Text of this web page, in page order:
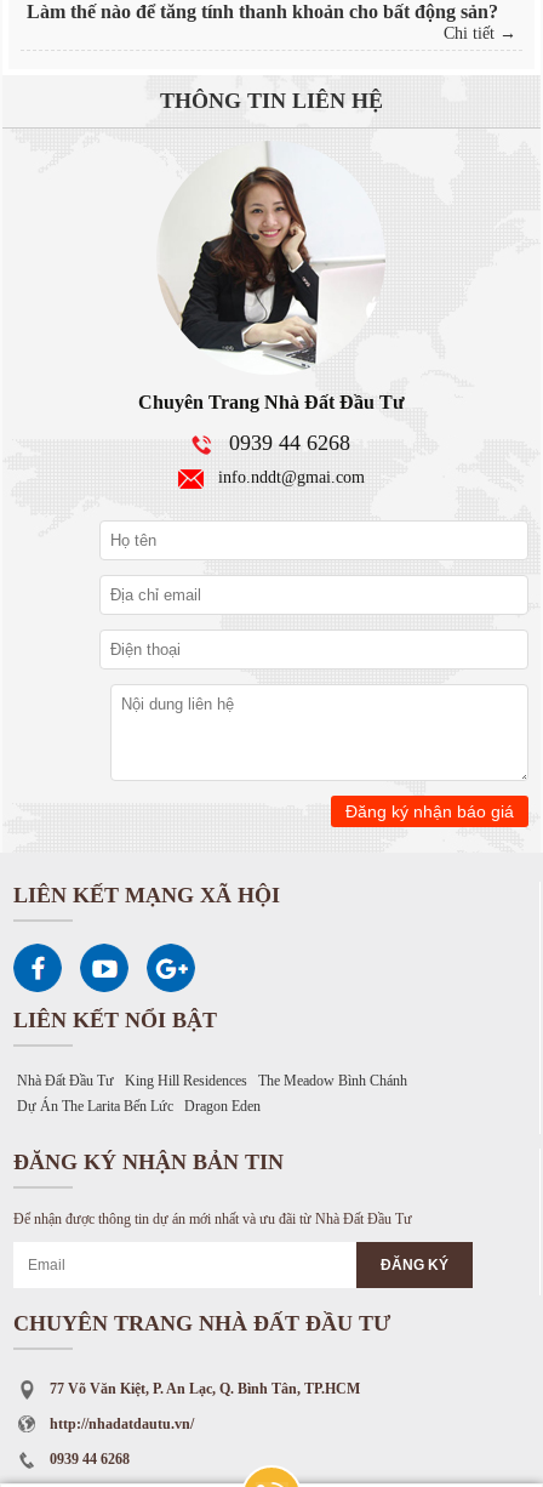
Làm thế nào để tăng tính thanh khoản cho bất động sản?
Chi tiết →
THÔNG TIN LIÊN HỆ
Chuyên Trang Nhà Đất Đầu Tư
0939 44 6268
info.nddt@gmai.com
LIÊN KẾT MẠNG XÃ HỘI
LIÊN KẾT NỔI BẬT
Nhà Đất Đầu Tư King Hill Residences
The Meadow Bình Chánh
Dự Án The Larita Bến Lức
Dragon Eden
ĐĂNG KÝ NHẬN BẢN TIN
Để nhận được thông tin dự án mới nhất và ưu đãi từ Nhà Đất Đầu Tư
CHUYÊN TRANG NHÀ ĐẤT ĐẦU TƯ
77 Võ Văn Kiệt, P. An Lạc, Q. Bình Tân, TP.HCM
http://nhadatdautu.vn/
0939 44 6268